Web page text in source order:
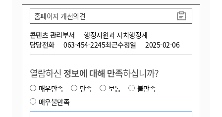
콘텐츠 관리부서
행정지원과 자치행정계
담당전화
063-454-2245최근수정일 2025-02-06
홈페이지 개선의견
열람하신 정보에 대해 만족하십니까?
매우만족 만족 보통
불만족
매우불만족